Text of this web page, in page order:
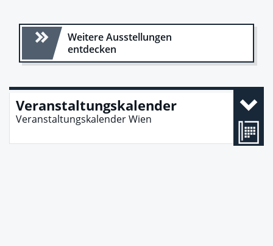
Weitere Ausstellungen
entdecken
Veranstaltungskalender
Veranstaltungskalender Wien